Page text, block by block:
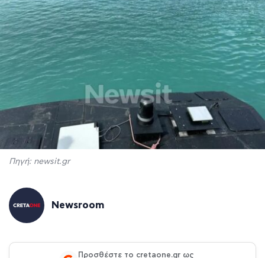
Πηγή: newsit.gr
Newsroom
Προσθέστε το cretaone.gr ως